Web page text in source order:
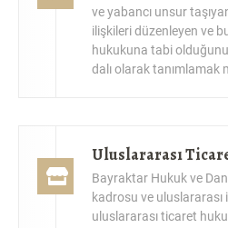
ilişkileri düzenleyen ve
hukukuna tabi
dalı olarak tanımlamak
Bayraktar Hukuk ve
kadrosu ve uluslararası
uluslararası ticaret
müvekkillerine hizmet